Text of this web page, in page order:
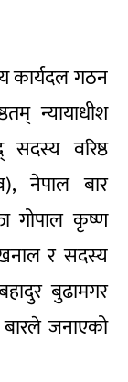
कार्यदल गठन
न्यायाधीश
सदस्य वरिष्ठ
नेपाल बार
गोपाल कृष्ण
खनाल र सदस्य
बुढामगर
जनाएको